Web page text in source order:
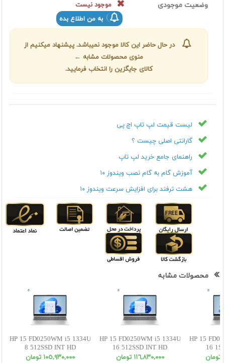
وضعیت موجودی
موجود نیست
به من اطلاع بده
در حال حاضر این کالا موجود نمیباشد. پیشنهاد میکنیم از
منوی محصولات مشابه ←
کالای جایگزین را انتخاب فرمایید.
لیست قیمت لپ تاپ اچ پی
گارانتی اصلی چیست ؟
راهنمای جامع خرید لپ تاپ
آموزش گام به گام نصب ویندوز ۱۰
هشت ترفند برای افزایش سرعت ویندوز ۱۰
محصولات مشابه
HP 15 FD0250WM i5 1334U
8 512SSD INT HD
١٠٥,٩٣٠,٠٠٠ تومان
HP 15 FD0250WM i5 1334U
16 512SSD INT HD
١١٦,٨٣٠,٠٠٠ تومان
HP 15
16